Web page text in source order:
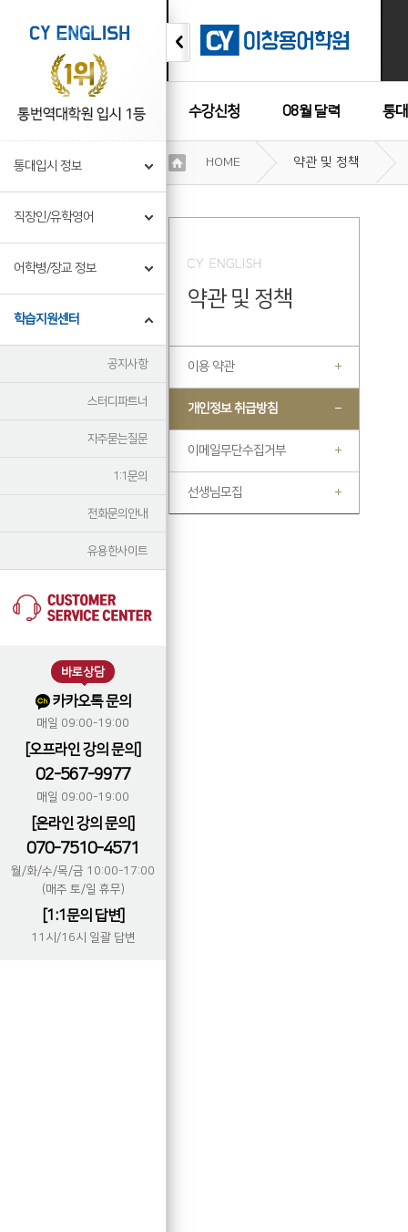
수강신청 08월 달력 통
수강후기
통대입시 정보
직장인/유학영어
어학병/장교 정보
학습지원센터
공지사항
스터디파트너
자주묻는질문
1:1문의
전화문의안내
유용한사이트
바로상담
카카오톡 문의
매일 09:00-19:00
[오프라인 강의 문의]
02-567-9977
매일 09:00-19:00
[온라인 강의 문의]
070-7510-4571
월/화/수/목/금 10:00-17:00
(매주 토/일 휴무)
[1:1문의 답변]
11시/16시 일괄 답변
기
정
HOME 약관 및 정책
약관 및 정책
이용 약관
개인정보 취급방침
이메일무단수집거부
선생님모집